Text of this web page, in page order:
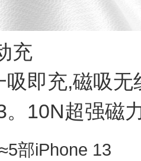
充
吸即充,磁吸
10N超强磁
部iPhone 13